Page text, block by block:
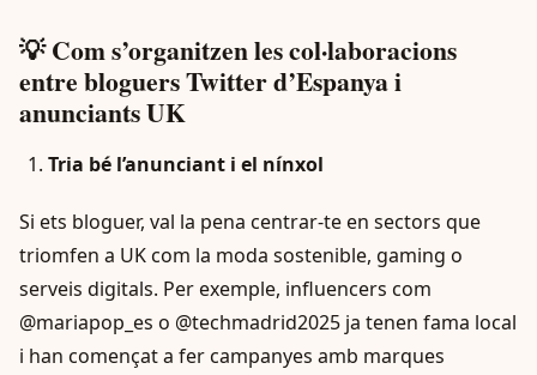
💡 Com s’organitzen les col·laboracions
entre bloguers Twitter d’Espanya i
anunciants UK
Tria bé l’anunciant i el nínxol
Si ets bloguer, val la pena centrar-te en sectors que
triomfen a UK com la moda sostenible, gaming o
serveis digitals. Per exemple, influencers com
@mariapop_es o @techmadrid2025 ja tenen fama local
i han començat a fer campanyes amb marques